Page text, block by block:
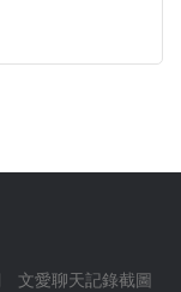
文愛聊天記錄截圖